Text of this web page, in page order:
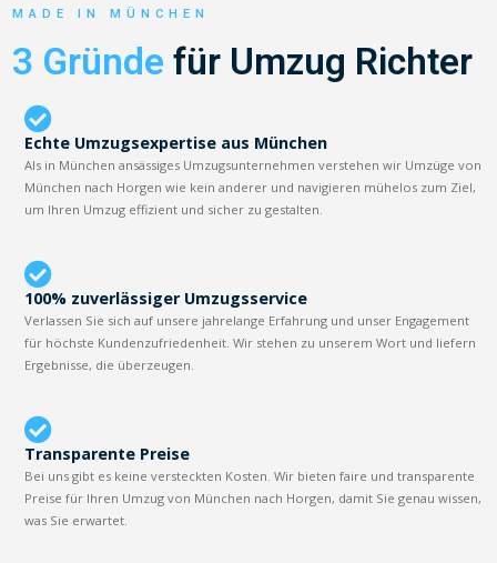
MADE IN MÜNCHEN
3 Gründe für Umzug Richter
Echte Umzugsexpertise aus München
Als in München ansässiges Umzugsunternehmen verstehen wir Umzüge von
München nach Horgen wie kein anderer und navigieren mühelos zum Ziel,
um Ihren Umzug effizient und sicher zu gestalten.
100% zuverlässiger Umzugsservice
Verlassen Sie sich auf unsere jahrelange Erfahrung und unser Engagement
für höchste Kundenzufriedenheit. Wir stehen zu unserem Wort und liefern
Ergebnisse, die überzeugen.
Transparente Preise
Bei uns gibt es keine versteckten Kosten. Wir bieten faire und transparente
Preise für Ihren Umzug von München nach Horgen, damit Sie genau wissen,
was Sie erwartet.